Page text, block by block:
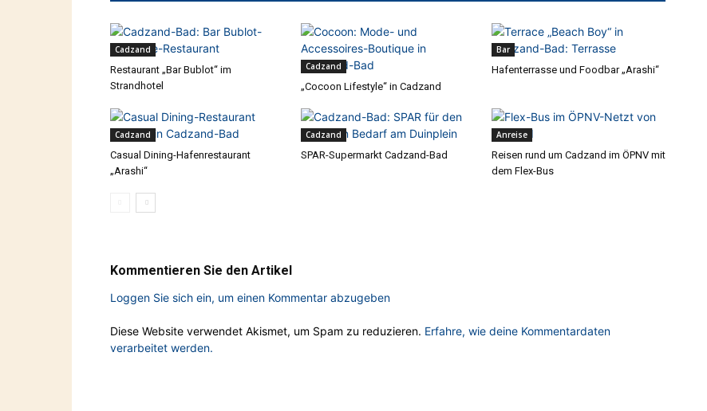
Cadzand
Restaurant „Bar Bublot“ im
Strandhotel
Cadzand
„Cocoon Lifestyle“ in Cadzand
Bar
Hafenterrasse und Foodbar „Arashi“
Cadzand
Casual Dining-Hafenrestaurant
„Arashi“
Cadzand
SPAR-Supermarkt Cadzand-Bad
Anreise
Reisen rund um Cadzand im ÖPNV mit
dem Flex-Bus
Kommentieren Sie den Artikel
Loggen Sie sich ein, um einen Kommentar abzugeben
Diese Website verwendet Akismet, um Spam zu reduzieren. Erfahre, wie deine Kommentardaten
verarbeitet werden.